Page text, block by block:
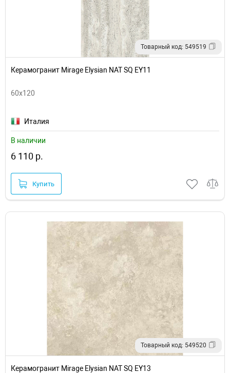
Товарный код: 549519
Керамогранит Mirage Elysian NAT SQ EY11
60x120
Италия
В наличии
6 110 р.
Купить
Товарный код: 549520
Керамогранит Mirage Elysian NAT SQ EY13